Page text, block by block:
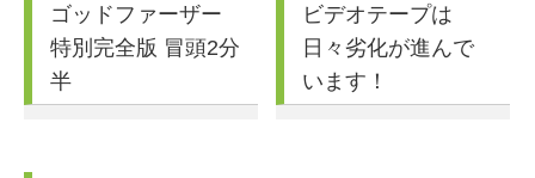
ゴッドファーザー
特別完全版 冒頭2分
半
ビデオテープは
日々劣化が進んで
います！